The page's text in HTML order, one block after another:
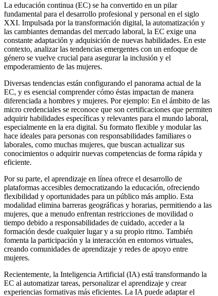
La educación continua (EC) se ha convertido en un pilar
fundamental para el desarrollo profesional y personal en el siglo
XXI. Impulsada por la transformación digital, la automatización y
las cambiantes demandas del mercado laboral, la EC exige una
constante adaptación y adquisición de nuevas habilidades. En este
contexto, analizar las tendencias emergentes con un enfoque de
género se vuelve crucial para asegurar la inclusión y el
empoderamiento de las mujeres.
Diversas tendencias están configurando el panorama actual de la
EC, y es esencial comprender cómo éstas impactan de manera
diferenciada a hombres y mujeres. Por ejemplo: En el ámbito de las
micro credenciales se reconoce que son certificaciones que permiten
adquirir habilidades específicas y relevantes para el mundo laboral,
especialmente en la era digital. Su formato flexible y modular las
hace ideales para personas con responsabilidades familiares o
laborales, como muchas mujeres, que buscan actualizar sus
conocimientos o adquirir nuevas competencias de forma rápida y
eficiente.
Por su parte, el aprendizaje en línea ofrece el desarrollo de
plataformas accesibles democratizando la educación, ofreciendo
flexibilidad y oportunidades para un público más amplio. Esta
modalidad elimina barreras geográficas y horarias, permitiendo a las
mujeres, que a menudo enfrentan restricciones de movilidad o
tiempo debido a responsabilidades de cuidado, acceder a la
formación desde cualquier lugar y a su propio ritmo. También
fomenta la participación y la interacción en entornos virtuales,
creando comunidades de aprendizaje y redes de apoyo entre
mujeres.
Recientemente, la Inteligencia Artificial (IA) está transformando la
EC al automatizar tareas, personalizar el aprendizaje y crear
experiencias formativas más eficientes. La IA puede adaptar el